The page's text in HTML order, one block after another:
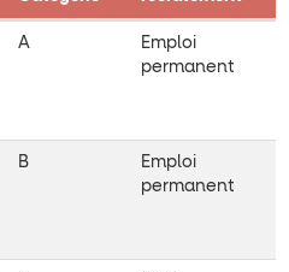
A
Emploi
permanent
B
Emploi
permanent